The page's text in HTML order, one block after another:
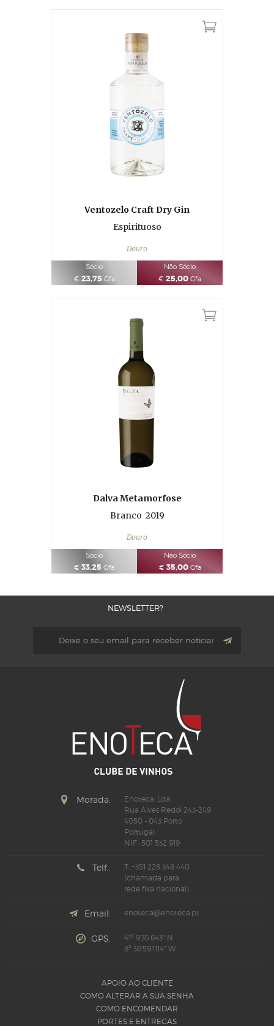
Ventozelo Craft Dry Gin
Espirituoso
Douro
Sócio
€ 23,75 Gfa
Não Sócio
€ 25,00 Gfa
Dalva Metamorfose
Branco 2019
Douro
Sócio
€ 33,25 Gfa
Não Sócio
€ 35,00 Gfa
NEWSLETTER?
Morada:
Enoteca, Lda.
Rua Alves Redol 243-249
4050 - 043 Porto
Portugal
NIF.: 501 532 919
Telf.:
T: +351 228 348 440
(chamada para
rede fixa nacional)
Email: enoteca@enoteca.pt
GPS:
41º 9'35.643" N
8º 36'59.1114" W
APOIO AO CLIENTE
COMO ALTERAR A SUA SENHA
COMO ENCOMENDAR
PORTES E ENTREGAS